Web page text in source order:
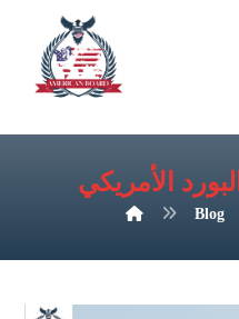
الأمريكي
Blog